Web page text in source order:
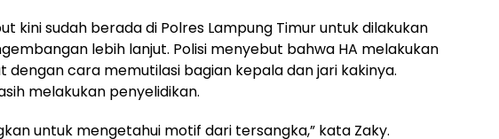
kini sudah berada di Polres Lampung Timur untuk dilakukan
lebih lanjut. Polisi menyebut bahwa HA melakukan
cara memutilasi bagian kepala dan jari kakinya.
melakukan penyelidikan.
untuk mengetahui motif dari tersangka,” kata Zaky.